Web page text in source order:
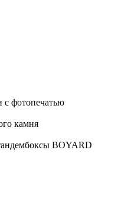
фотопечатью
камня
BOYARD